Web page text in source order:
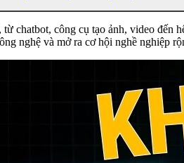
chatbot, công cụ tạo ảnh, video đến
nghệ và mở ra cơ hội nghề nghiệp